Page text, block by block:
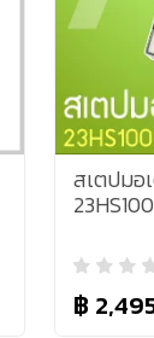
สเตปมอ
฿